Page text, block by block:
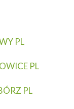
PL
PL
PL